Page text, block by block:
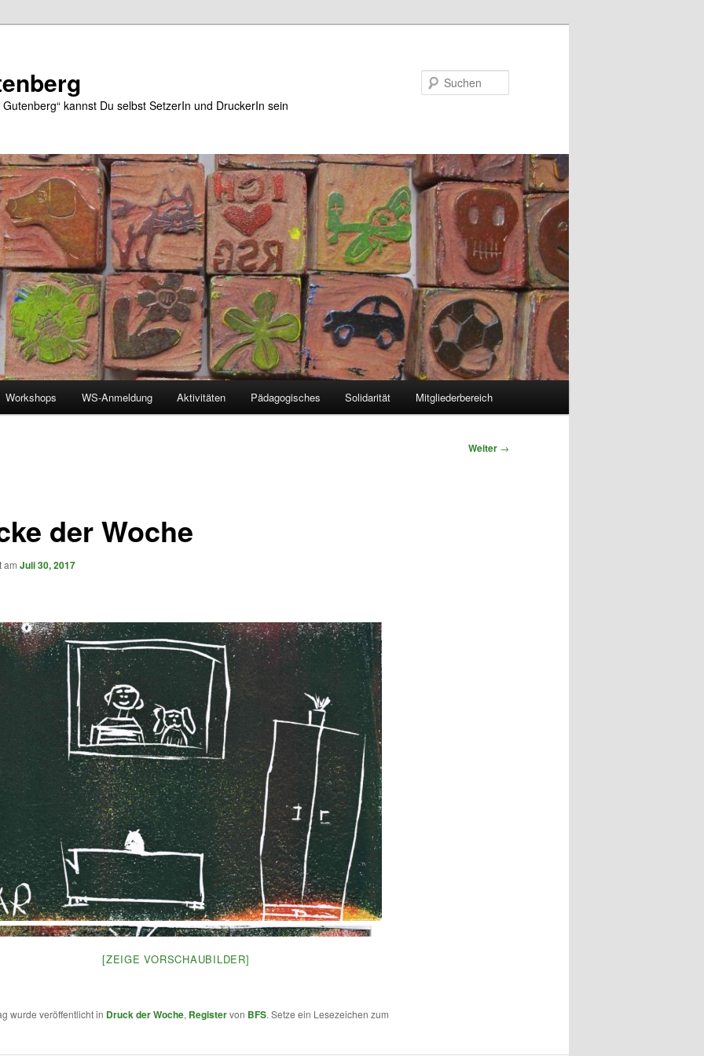
kannst Du selbst SetzerIn und DruckerIn sein
Workshops WS-Anmeldung Aktivitäten Pädagogisches Solidarität Mitgliederbereich
Weiter →
der Woche
am Juli 30, 2017
[ZEIGE VORSCHAUBILDER]
wurde veröffentlicht in Druck der Woche, Registervon BFS. Setze ein Lesezeichen zum